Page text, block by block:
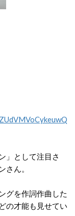
」として注目さ
さん。
グを作詞作曲した
の才能も見せてい